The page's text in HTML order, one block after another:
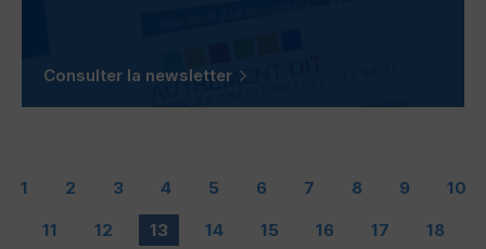
Consulter la newsletter
1 2 3 4 5 6 7 8 9 10
11 12 13 14 15 16 17 18